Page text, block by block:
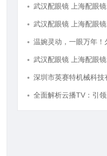
武汉配眼镜 上海配眼镜
武汉配眼镜 上海配眼镜
武汉配眼镜 上海配眼镜